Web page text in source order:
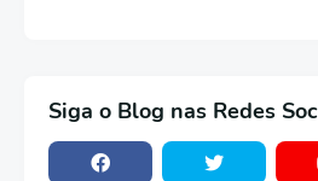
Siga o Blog nas Redes